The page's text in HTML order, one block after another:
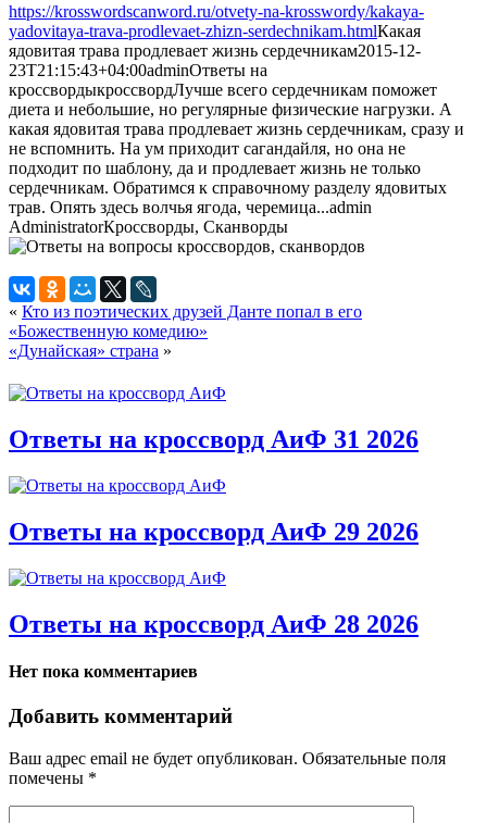
https://krosswordscanword.ru/otvety-na-krosswordy/kakaya-
yadovitaya-trava-prodlevaet-zhizn-serdechnikam.htmlКакая
ядовитая трава продлевает жизнь сердечникам2015-12-
23T21:15:43+04:00adminОтветы на
кроссвордыкроссвордЛучше всего сердечникам поможет
диета и небольшие, но регулярные физические нагрузки. А
какая ядовитая трава продлевает жизнь сердечникам, сразу и
не вспомнить. На ум приходит сагандайля, но она не
подходит по шаблону, да и продлевает жизнь не только
сердечникам. Обратимся к справочному разделу ядовитых
трав. Опять здесь волчья ягода, черемица...admin
AdministratorКроссворды, Сканворды
« Кто из поэтических друзей Данте попал в его
«Божественную комедию»
«Дунайская» страна »
Ответы на кроссворд АиФ 31 2026
Ответы на кроссворд АиФ 29 2026
Ответы на кроссворд АиФ 28 2026
Нет пока комментариев
Добавить комментарий
Ваш адрес email не будет опубликован. Обязательные поля
помечены *